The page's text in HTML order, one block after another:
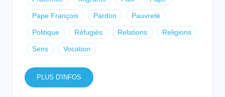
Pape François Pardon Pauvreté
Politique Réfugiés Relations Religions
Sens Vocation
PLUS D'INFOS